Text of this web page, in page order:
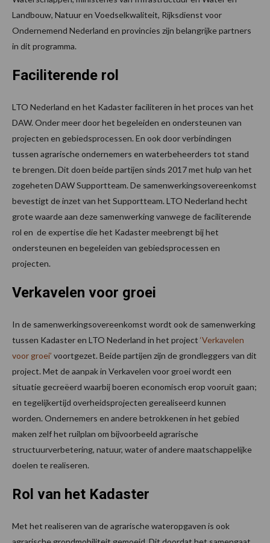
Landbouw, Natuur en Voedselkwaliteit, Rijksdienst voor
Ondernemend Nederland en provincies zijn belangrijke partners
in dit programma.
Faciliterende rol
LTO Nederland en het Kadaster faciliteren in het proces van het
DAW. Onder meer door het begeleiden en ondersteunen van
projecten en gebiedsprocessen. En ook door verbindingen
tussen agrarische ondernemers en waterbeheerders tot stand
te brengen. Dit doen beide partijen sinds 2017 met hulp van het
zogeheten DAW Supportteam. De samenwerkingsovereenkomst
bevestigt de inzet van het Supportteam. LTO Nederland hecht
grote waarde aan deze samenwerking vanwege de faciliterende
rol en de expertise die het Kadaster meebrengt bij het
ondersteunen en begeleiden van gebiedsprocessen en
projecten.
Verkavelen voor groei
In de samenwerkingsovereenkomst wordt ook de samenwerking
tussen Kadaster en LTO Nederland in het project ‘Verkavelen
voor groei’ voortgezet. Beide partijen zijn de grondleggers van dit
project. Met de aanpak in Verkavelen voor groei wordt een
situatie gecreëerd waarbij boeren economisch erop vooruit gaan;
en tegelijkertijd overheidsprojecten gerealiseerd kunnen
worden. Ondernemers en andere betrokkenen in het gebied
maken zelf het ruilplan om bijvoorbeeld agrarische
structuurverbetering, natuur, water of andere maatschappelijke
doelen te realiseren.
Rol van het Kadaster
Met het realiseren van de agrarische wateropgaven is ook